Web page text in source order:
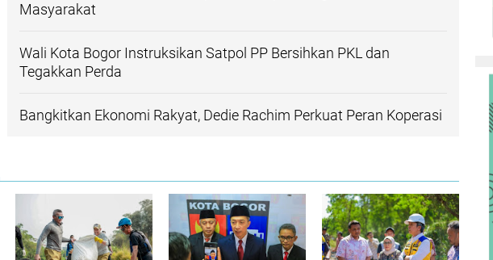
Masyarakat
Wali Kota Bogor Instruksikan Satpol PP Bersihkan PKL dan
Tegakkan Perda
Bangkitkan Ekonomi Rakyat, Dedie Rachim Perkuat Peran Koperasi